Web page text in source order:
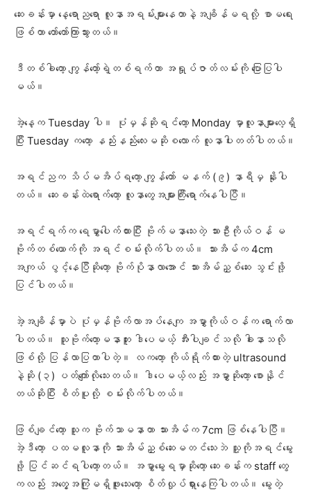
ဆေးခန်းမှာ နေ့ရောညရော လူနာအရမ်းများနေတာနဲ့အချိန်မရလို့ စာမရေး
ဖြစ်တာ တော်တော်ကြာသွားတယ်။
ဒီတစ်ခါတော့ ကျွန်တော့်ရဲ့တစ်ရက်တာ အရှုပ်ဇာတ်လမ်းကို ပြောပြပါ
မယ်။
အဲ့နေ့က Tuesday ပါ။ ပုံမှန်ဆိုရင်တော့ Monday မှာလူနာများလေ့ရှိ
ပြီး Tuesday ကတော့ နည်းနည်းလေးမဆိုစလောက် လူနာပါးတတ်ပါတယ်။
အရင်ညက သိပ်မအိပ်ရတော့ ကျွန်တော် မနက် (၉) နာရီမှ နိုးပါ
တယ်။ ဆေးခန်းထဲရောက်တော့ လူနာတွေအများကြီးရောက်နေပါပြီ။
အရင်ရက်က ရေမွှာပေါက်ထားပြီး ဗိုက်မနာသေးတဲ့ သားဦးကိုယ်ဝန် မ
ဗိုက်တစ်ယောက်ကို အရင်စမ်းလိုက်ပါတယ်။ သားအိမ်က 4cm
အကျယ် ပွင့်နေပြီဆိုတော့ ဗိုက်ပိုနာလာအောင် သားအိမ်ညှစ်ဆေး သွင်းဖို့
ပြင်ပါတယ်။
အဲ့အချိန်မှာပဲ ပုံမှန်ဗိုက်လာအပ်နေကျ အမွှာကိုယ်ဝန်က ရောက်လာ
ပါတယ်။ သူဗိုက်တော့မနာဘူး ဒါပေမယ့် အီးပါချင်သလို ခါးနာသလို
ဖြစ်လို့ ပြန်လာပြတာပါတဲ့။ လကတော့ ကိုယ်ရိုက်ထားတဲ့ ultrasound
နဲ့ဆို (၃) ပတ်ကျော်လိုသေးတယ်။ ဒါပေမယ့်လည်း အမွှာဆိုတော့ စောနိုင်
တယ်ဆိုပြီး စိတ်ပူလို့ စမ်းလိုက်ပါတယ်။
ဖြစ်ချင်တော့ သူက ဗိုက်သာမနာတာ သားအိမ်က 7cm ဖြစ်နေပါပြီ။
အဲ့ဒီတော့ ပထမလူနာကို သားအိမ်ညှစ်ဆေးမတင်သေးဘဲ သူ့ကိုအရင်မွေး
ဖို့ ပြင်ဆင်ရပါတော့တယ်။ အမွှာမွေးရမှာဆိုတော့ ဆေးခန်းက staff တွေ
ကလည်း အတွေ့အကြုံမရှိဖူးသေးတော့ စိတ်လှုပ်ရှားနေကြပါတယ်။ မွေးတဲ့